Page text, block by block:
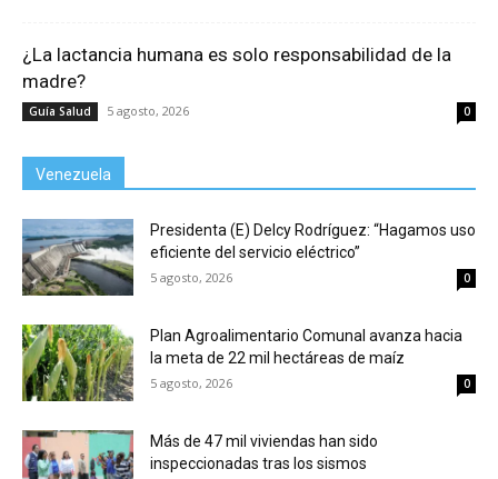
¿La lactancia humana es solo responsabilidad de la
madre?
Guía Salud 5 agosto, 2026 0
Venezuela
Presidenta (E) Delcy Rodríguez: “Hagamos uso
eficiente del servicio eléctrico”
5 agosto, 2026 0
Plan Agroalimentario Comunal avanza hacia
la meta de 22 mil hectáreas de maíz
5 agosto, 2026 0
Más de 47 mil viviendas han sido
inspeccionadas tras los sismos